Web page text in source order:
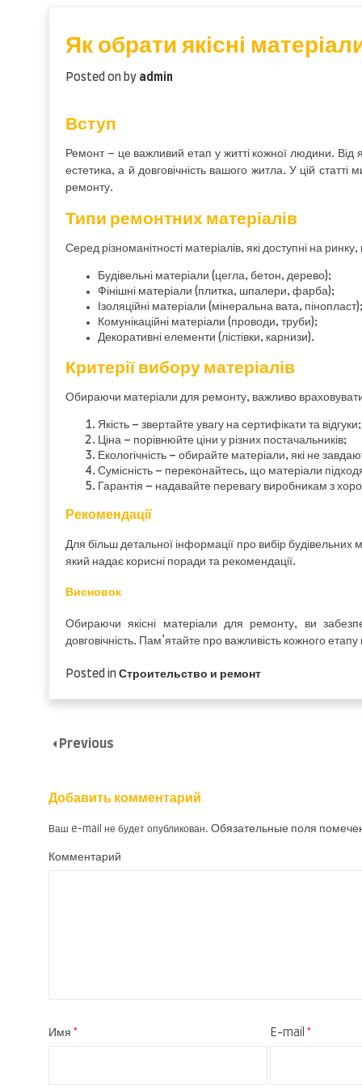
Як обрати якісні
Posted on by admin
Вступ
Ремонт – це важливий етап у житті кожної людини. Від
естетика, а й довговічність вашого житла. У цій
ремонту.
Типи ремонтних матеріалів
Серед різноманітності матеріалів, які доступні на
Будівельні матеріали (цегла, бетон, дерево);
Фінішні матеріали (плитка, шпалери, фарба);
Ізоляційні матеріали (мінеральна вата, пінопласт);
Комунікаційні матеріали (проводи, труби);
Декоративні елементи (лістівки, карнизи).
Критерії вибору матеріалів
Обираючи матеріали для ремонту, важливо враховувати
Якість – звертайте увагу на сертифікати та відгуки;
Ціна – порівнюйте ціни у різних постачальників;
Екологічність – обирайте матеріали, які не
Сумісність – переконайтесь, що матеріали
Гарантія – надавайте перевагу виробникам з
Рекомендації
Для більш детальної інформації про вибір будівельних
який надає корисні поради та рекомендації.
Висновок
Обираючи якісні матеріали для ремонту, ви
довговічність. Пам’ятайте про важливість кожного
Posted in Строительство и ремонт
Previous
Добавить комментарий
Ваш e-mail не будет опубликован. Обязательные поля
Комментарий
Имя * E-mail *